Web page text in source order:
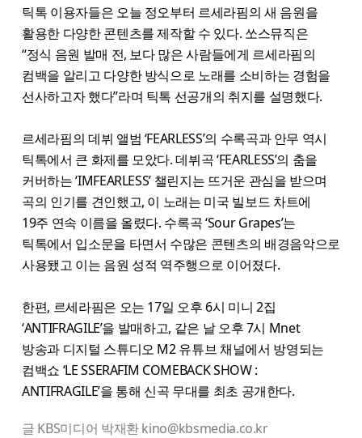
틱톡 이용자들은 오늘 정오부터 르세라핌의 새 음원을
활용한 다양한 콘텐츠를 제작할 수 있다. 쏘스뮤직은
“정식 음원 발매 전, 보다 많은 사람들에게 르세라핌의
컴백을 알리고 다양한 방식으로 노래를 소비하는 경험을
선사하고자 했다”라며 틱톡 선공개의 취지를 설명했다.
르세라핌의 데뷔 앨범 ‘FEARLESS’의 수록곡과 안무 역시
틱톡에서 큰 화제를 모았다. 데뷔곡 ‘FEARLESS’의 춤을
커버하는 ‘IMFEARLESS’ 챌린지는 뜨거운 관심을 받으며
곡의 인기를 견인했고, 이 노래는 미국 빌보드 차트에
19주 연속 이름을 올렸다. 수록곡 ‘Sour Grapes’는
틱톡에서 입소문을 타면서 수많은 콘텐츠의 배경음악으로
사용됐고 이는 음원 성적 역주행으로 이어졌다.
한편, 르세라핌은 오는 17일 오후 6시 미니 2집
‘ANTIFRAGILE’을 발매하고, 같은 날 오후 7시 Mnet
방송과 디지털 스튜디오 M2 유튜브 채널에서 방영되는
컴백쇼 ‘LE SSERAFIM COMEBACK SHOW :
ANTIFRAGILE’을 통해 신곡 무대를 최초 공개한다.
글 KBS미디어 박재환 kino@kbsmedia.co.kr